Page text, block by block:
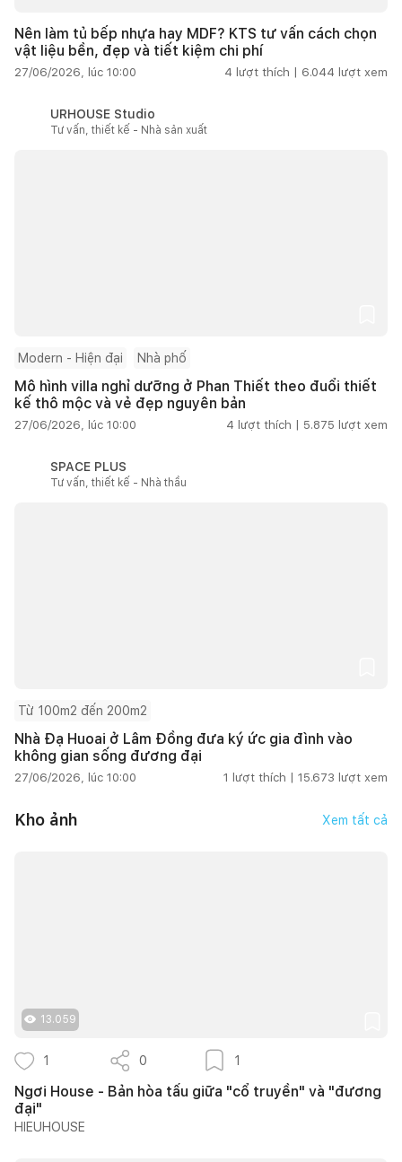
Nên làm tủ bếp nhựa hay MDF? KTS tư vấn cách chọn
vật liệu bền, đẹp và tiết kiệm chi phí
27/06/2026, lúc 10:00 4 lượt thích | 6.044 lượt xem
URHOUSE Studio
Tư vấn, thiết kế - Nhà sản xuất
Modern - Hiện đại Nhà phố
Mô hình villa nghỉ dưỡng ở Phan Thiết theo đuổi thiết
kế thô mộc và vẻ đẹp nguyên bản
27/06/2026, lúc 10:00 4 lượt thích | 5.875 lượt xem
SPACE PLUS
Tư vấn, thiết kế - Nhà thầu
Từ 100m2 đến 200m2
Nhà Đạ Huoai ở Lâm Đồng đưa ký ức gia đình vào
không gian sống đương đại
27/06/2026, lúc 10:00 1 lượt thích | 15.673 lượt xem
Kho ảnh Xem tất cả
13.059
1 0 1
Ngơi House - Bản hòa tấu giữa "cổ truyền" và "đương
đại"
HIEUHOUSE